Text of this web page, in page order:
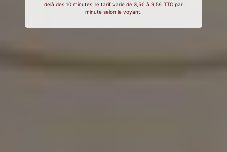
delà des 10 minutes, le tarif varie de 3,5€ à 9,5€ TTC par
minute selon le voyant.